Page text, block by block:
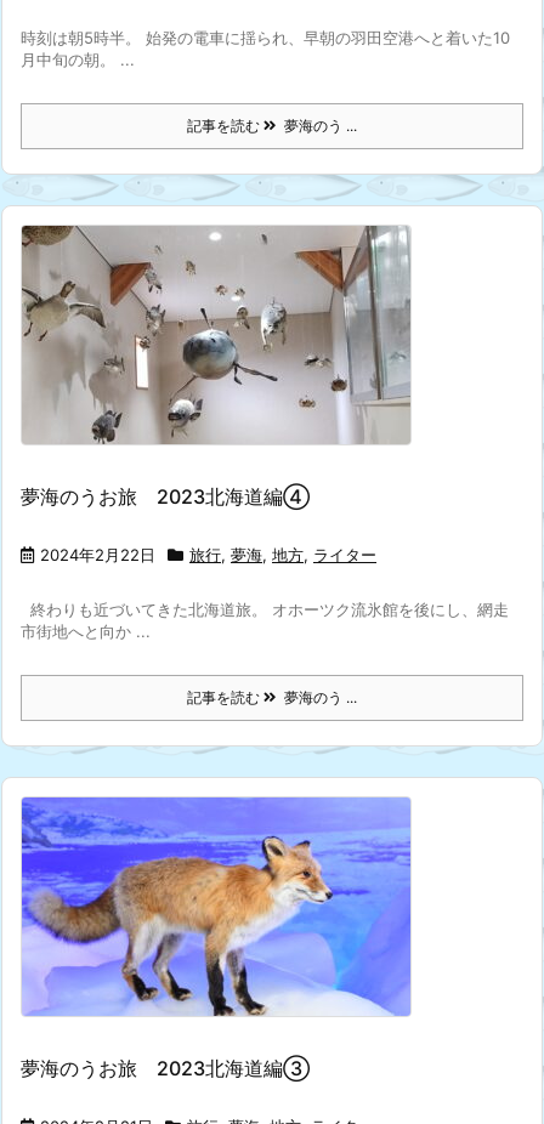
時刻は朝5時半。 始発の電車に揺られ、早朝の羽田空港へと着いた10
月中旬の朝。 ...
記事を読む 夢海のう ...
夢海のうお旅 2023北海道編④
2024年2月22日 旅行, 夢海, 地方, ライター
終わりも近づいてきた北海道旅。 オホーツク流氷館を後にし、網走
市街地へと向か ...
記事を読む 夢海のう ...
夢海のうお旅 2023北海道編③